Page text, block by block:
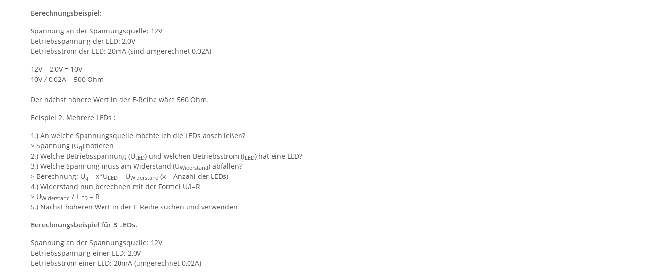
Berechnungsbeispiel:
Spannung an der Spannungsquelle: 12V
Betriebsspannung der LED: 2,0V
Betriebsstrom der LED: 20mA (sind umgerechnet 0,02A)
12V – 2,0V = 10V
10V / 0,02A = 500 Ohm
Der nächst höhere Wert in der E-Reihe wäre 560 Ohm.
Beispiel 2. Mehrere LEDs :
1.) An welche Spannungsquelle möchte ich die LEDs anschließen?
> Spannung (Uq) notieren
2.) Welche Betriebsspannung (ULED) und welchen Betriebsstrom (ILED) hat eine LED?
3.) Welche Spannung muss am Widerstand (UWiderstand) abfallen?
> Berechnung: Uq – x*ULED = UWiderstand (x = Anzahl der LEDs)
4.) Widerstand nun berechnen mit der Formel U/I=R
> UWiderstand / ILED = R
5.) Nächst höheren Wert in der E-Reihe suchen und verwenden
Berechnungsbeispiel für 3 LEDs:
Spannung an der Spannungsquelle: 12V
Betriebsspannung einer LED: 2,0V
Betriebsstrom einer LED: 20mA (umgerechnet 0,02A)